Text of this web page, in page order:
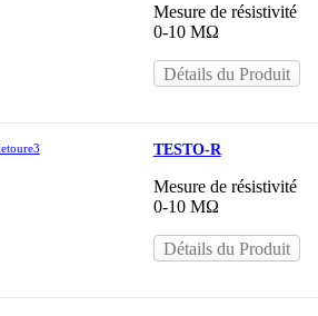
Mesure de résistivité
0-10 MΩ
Détails du Produit
TESTO-R
Mesure de résistivité
0-10 MΩ
Détails du Produit